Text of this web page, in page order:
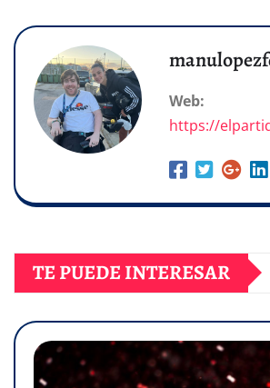
Web:
https://
TE PUEDE INTERESAR